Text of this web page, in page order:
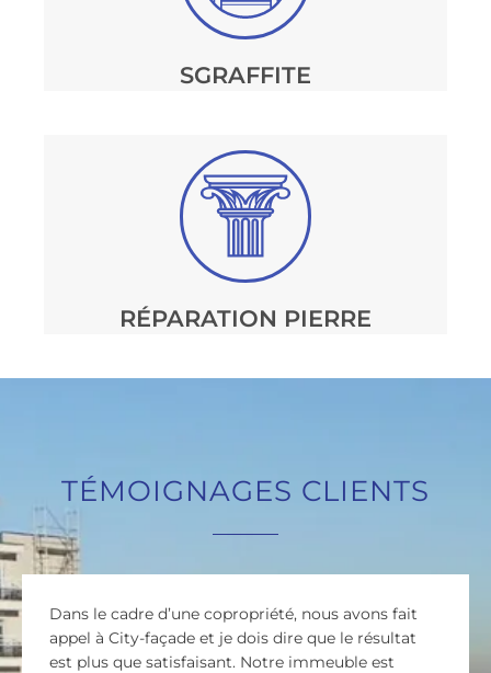
SGRAFFITE
RÉPARATION PIERRE
TÉMOIGNAGES CLIENTS
Dans le cadre d’une copropriété, nous avons fait
appel à City-façade et je dois dire que le résultat
est plus que satisfaisant. Notre immeuble est